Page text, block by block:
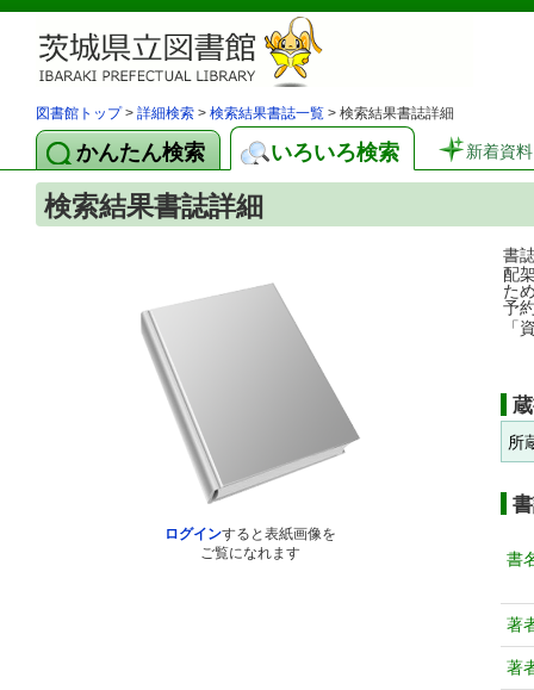
図書館トップ> 詳細検索 > 検索結果書誌一覧 > 検索結果書誌詳細
かんたん検索 いろいろ検索 新着資料
検索結果書誌詳細
ログインすると表紙画像を
ご覧になれます
書
配
た
予
「
所
書
著
著